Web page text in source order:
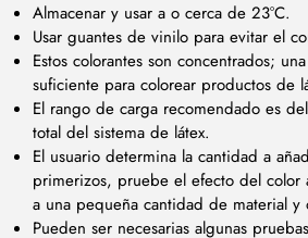
Almacenar y usar a o cerca de 23°C.
Usar guantes de vinilo para evitar el
Estos colorantes son concentrados;
suficiente para colorear productos de
El rango de carga recomendado es
total del sistema de látex.
El usuario determina la cantidad a
primerizos, pruebe el efecto del color
a una pequeña cantidad de material y
Pueden ser necesarias algunas